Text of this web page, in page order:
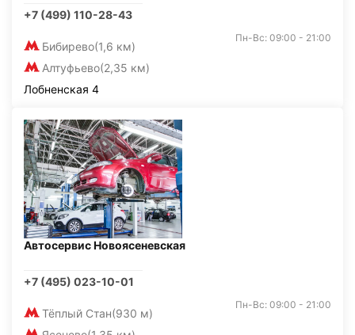
+7 (499) 110-28-43
Бибирево(1,6 км)
Алтуфьево(2,35 км)
Пн-Вс: 09:00 - 21:00
Лобненская 4
Автосервис Новоясеневская
+7 (495) 023-10-01
Тёплый Стан(930 м)
Пн-Вс: 09:00 - 21:00